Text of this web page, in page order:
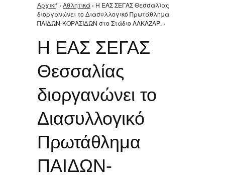
Είστε εδώ
Αρχική › Αθλητικά › Η ΕΑΣ ΣΕΓΑΣ Θεσσαλίας
διοργανώνει το Διασυλλογικό Πρωτάθλημα
ΠΑΙΔΩΝ-ΚΟΡΑΣΙΔΩΝ στο Στάδιο ΑΛΚΑΖΑΡ. ›
Η ΕΑΣ ΣΕΓΑΣ
Θεσσαλίας
διοργανώνει το
Διασυλλογικό
Πρωτάθλημα
ΠΑΙΔΩΝ-